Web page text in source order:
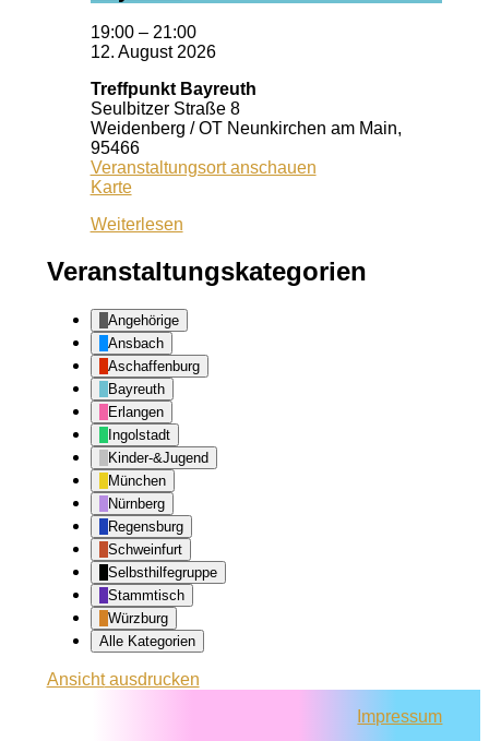
19:00 – 21:00
12. August 2026
Treffpunkt Bayreuth
Seulbitzer Straße 8
Weidenberg / OT Neunkirchen am Main,
95466
Veranstaltungsort anschauen
KarteTreffpunkt
Weiterlesen
Veranstaltungskategorien
Angehörige
Ansbach
Aschaffenburg
Bayreuth
Erlangen
Ingolstadt
Kinder-&Jugend
München
Nürnberg
Regensburg
Schweinfurt
Selbsthilfegruppe
Stammtisch
Würzburg
Alle Kategorien
Ansichtausdrucken
Impressum